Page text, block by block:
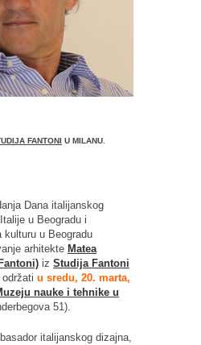
FANTONI U MILANU.
Dana italijanskog
u Beogradu i
kulturu u Beogradu
arhitekte Matea
iz Studija Fantoni
u sredu, 20. marta,
nauke i tehnike u
51).
italijanskog dizajna,